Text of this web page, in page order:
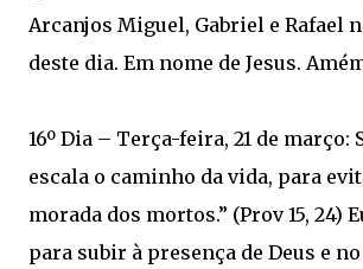
Arcanjos Miguel, Gabriel e Rafael
deste dia. Em nome de Jesus.
16º Dia – Terça-feira, 21 de março:
escala o caminho da vida, para
morada dos mortos.” (Prov 15, 24)
para subir à presença de Deus e